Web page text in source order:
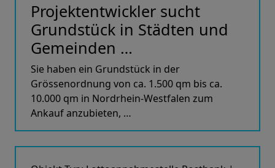
Projektentwickler sucht
Grundstück in Städten und
Gemeinden …
Sie haben ein Grundstück in der
Grössenordnung von ca. 1.500 qm bis ca.
10.000 qm in Nordrhein-Westfalen zum
Ankauf anzubieten, …